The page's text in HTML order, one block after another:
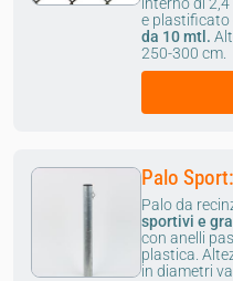
e plastificato
da 10 mtl.
250-300 cm.
Palo
Palo da
sportivi e
con anelli
plastica.
in diametri